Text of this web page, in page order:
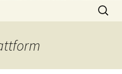
Sök
efter: